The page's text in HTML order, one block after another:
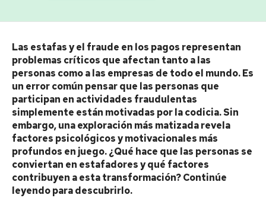
Las estafas y el fraude en los pagos representan
problemas críticos que afectan tanto a las
personas como a las empresas de todo el mundo. Es
un error común pensar que las personas que
participan en actividades fraudulentas
simplemente están motivadas por la codicia. Sin
embargo, una exploración más matizada revela
factores psicológicos y motivacionales más
profundos en juego. ¿Qué hace que las personas se
conviertan en estafadores y qué factores
contribuyen a esta transformación? Continúe
leyendo para descubrirlo.